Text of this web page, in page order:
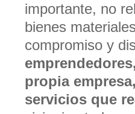
importante, no
bienes
compromiso y
propia
servicios que